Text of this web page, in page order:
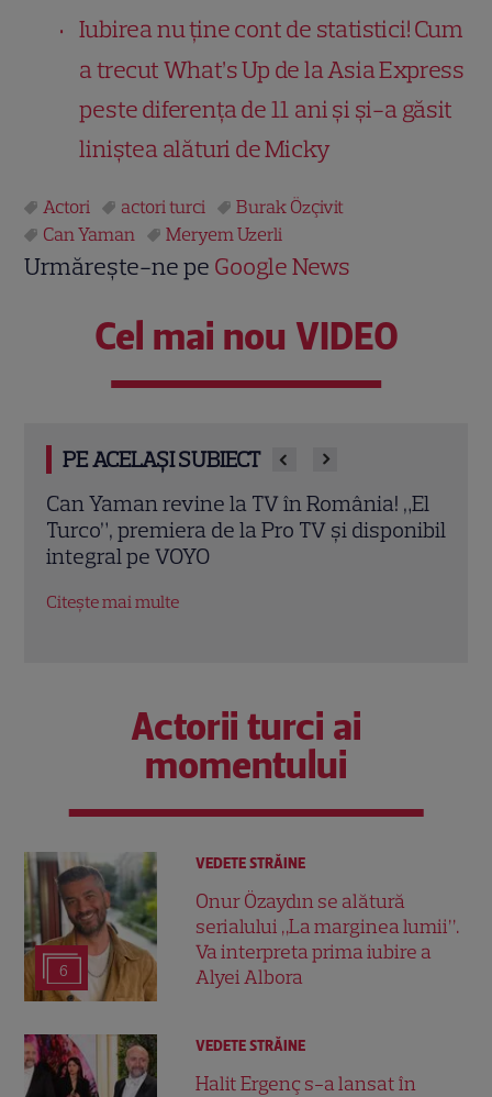
Iubirea nu ține cont de statistici! Cum
a trecut What’s Up de la Asia Express
peste diferența de 11 ani și și-a găsit
liniștea alături de Micky
Actori actori turci
Burak Özçivit
Can Yaman
Meryem Uzerli
Urmărește-ne pe Google News
Cel mai nou VIDEO
PE ACELAȘI SUBIECT
revine la TV în România! „El
de la Pro TV și disponibil
VOYO
multe
Can Yaman
ipostază
Actorii turci ai
momentului
6
VEDETE STRĂINE
Onur Özaydın se alătură
serialului „La marginea lumii”.
Va interpreta prima iubire a
Alyei Albora
VEDETE STRĂINE
Halit Ergenç s-a lansat în